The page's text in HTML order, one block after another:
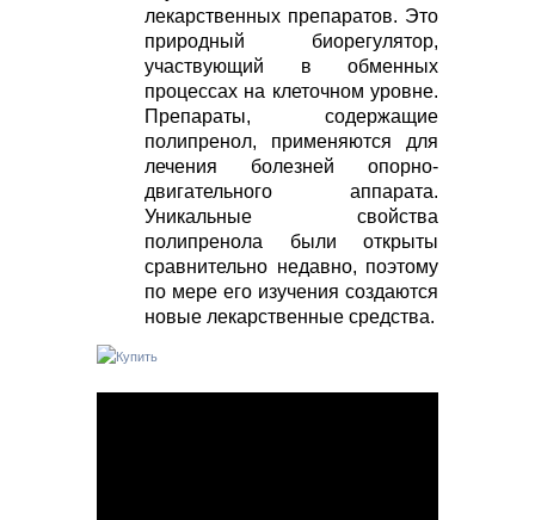
лекарственных препаратов. Это
природный биорегулятор,
участвующий в обменных
процессах на клеточном уровне.
Препараты, содержащие
полипренол, применяются для
лечения болезней опорно-
двигательного аппарата.
Уникальные свойства
полипренола были открыты
сравнительно недавно, поэтому
по мере его изучения создаются
новые лекарственные средства.